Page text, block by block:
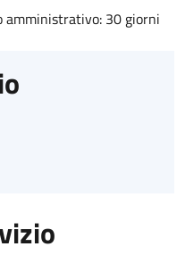
amministrativo: 30 giorni